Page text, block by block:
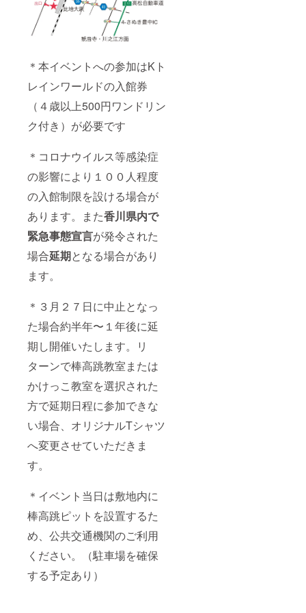
＊本イベントへの参加はKト
レインワールドの入館券
（４歳以上500円ワンドリン
ク付き）が必要です
＊コロナウイルス等感染症
の影響により１００人程度
の入館制限を設ける場合が
あります。また香川県内で
緊急事態宣言が発令された
場合延期となる場合があり
ます。
＊３月２７日に中止となっ
た場合約半年〜１年後に延
期し開催いたします。リ
ターンで棒高跳教室または
かけっこ教室を選択された
方で延期日程に参加できな
い場合、オリジナルTシャツ
へ変更させていただきま
す。
＊イベント当日は敷地内に
棒高跳ピットを設置するた
め、公共交通機関のご利用
ください。（駐車場を確保
する予定あり）